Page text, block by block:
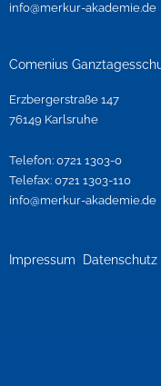
info@merkur-akademie.de
Comenius
Erzbergerstraße 147
76149 Karlsruhe
Telefon: 0721 1303-0
Telefax: 0721 1303-110
info@merkur-akademie.de
Impressum Datenschutz